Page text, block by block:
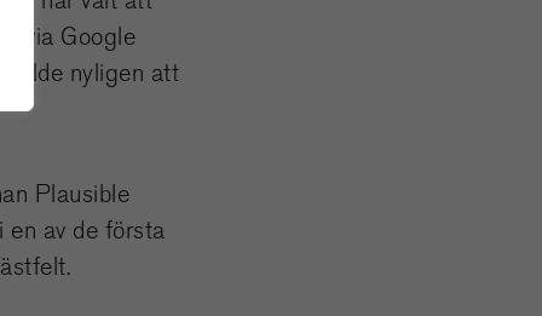
via Google
valde nyligen att
Plausible
en av de första